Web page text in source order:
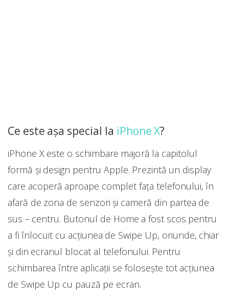
Ce este așa special la iPhone X?
iPhone X este o schimbare majoră la capitolul
formă și design pentru Apple. Prezintă un display
care acoperă aproape complet fața telefonului, în
afară de zona de senzori și cameră din partea de
sus – centru. Butonul de Home a fost scos pentru
a fi înlocuit cu acțiunea de Swipe Up, oriunde, chiar
și din ecranul blocat al telefonului. Pentru
schimbarea între aplicații se folosește tot acțiunea
de Swipe Up cu pauză pe ecran.